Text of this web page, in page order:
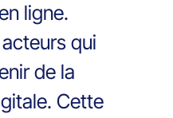
ligne.
qui
de la
Cette